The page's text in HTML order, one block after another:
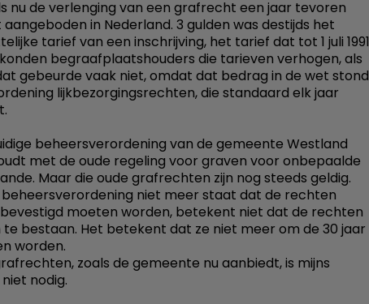
nu de verlenging van een grafrecht een jaar tevoren
in Nederland. 3 gulden was destijds het
tarief van een inschrijving, het tarief dat tot 1 juli 1991
konden begraafplaatshouders die tarieven verhogen, als
gebeurde vaak niet, omdat dat bedrag in de wet stond
lijkbezorgingsrechten, die standaard elk jaar
beheersverordening van de gemeente Westland
met de oude regeling voor graven voor onbepaalde
Maar die oude grafrechten zijn nog steeds geldig.
beheersverordening niet meer staat dat de rechten
moeten worden, betekent niet dat de rechten
te bestaan. Het betekent dat ze niet meer om de 30 jaar
worden.
zoals de gemeente nu aanbiedt, is mijns
nodig.